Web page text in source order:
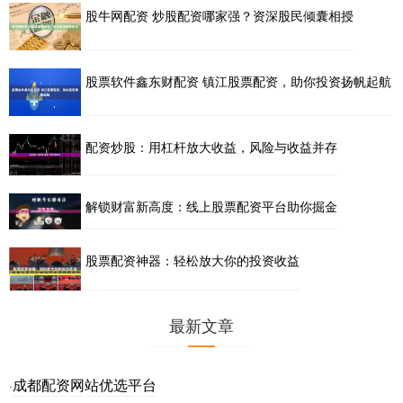
股牛网配资 炒股配资哪家强？资深股民倾囊相授
股票软件鑫东财配资 镇江股票配资，助你投资扬帆起航
配资炒股：用杠杆放大收益，风险与收益并存
解锁财富新高度：线上股票配资平台助你掘金
股票配资神器：轻松放大你的投资收益
最新文章
·成都配资网站优选平台